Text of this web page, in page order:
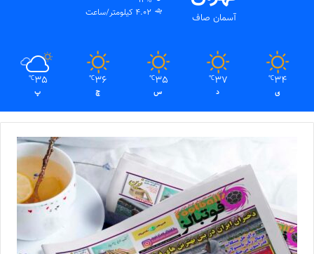
آسمان صاف
4.02 کیلومتر/ساعت
34
℃
ی
37
℃
د
35
℃
س
36
℃
چ
35
℃
پ